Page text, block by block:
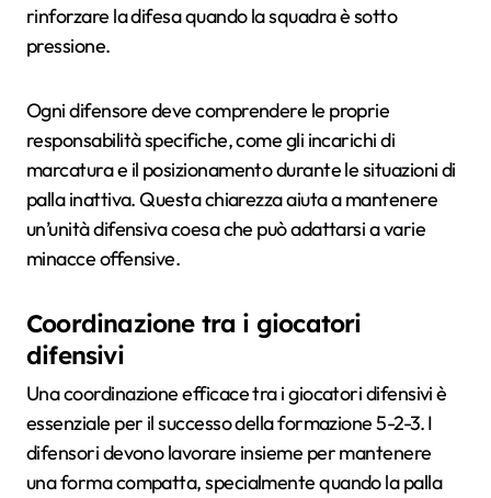
rinforzare la difesa quando la squadra è sotto
pressione.
Ogni difensore deve comprendere le proprie
responsabilità specifiche, come gli incarichi di
marcatura e il posizionamento durante le situazioni di
palla inattiva. Questa chiarezza aiuta a mantenere
un’unità difensiva coesa che può adattarsi a varie
minacce offensive.
Coordinazione tra i giocatori
difensivi
Una coordinazione efficace tra i giocatori difensivi è
essenziale per il successo della formazione 5-2-3. I
difensori devono lavorare insieme per mantenere
una forma compatta, specialmente quando la palla